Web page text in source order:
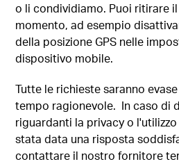
o li condividiamo. Puoi ritirare
momento, ad esempio
della posizione GPS nelle
dispositivo mobile.
Tutte le richieste saranno
tempo ragionevole. In caso di
riguardanti la privacy o
stata data una risposta
contattare il nostro fornitore